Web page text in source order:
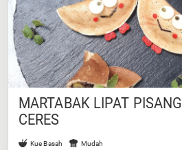
MARTABAK LIPAT PISANG
CERES
Kue Basah Mudah